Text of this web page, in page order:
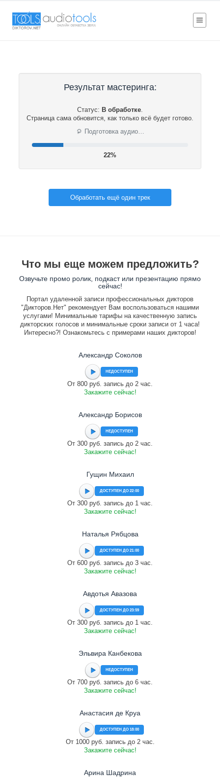
Результат мастеринга:
Статус: В обработке.
Страница сама обновится, как только всё будет готово.
⟳ Подготовка аудио…
23%
Обработать ещё один трек
Что мы еще можем предложить?
Озвучьте промо ролик, подкаст или презентацию прямо
сейчас!
Портал удаленной записи профессиональных дикторов
"Дикторов.Нет" рекомендует Вам воспользоваться нашими
услугами! Минимальные тарифы на качественную запись
дикторских голосов и минимальные сроки записи от 1 часа!
Интересно?! Ознакомьтесь с примерами наших дикторов!
Александр Соколов
НЕДОСТУПЕН
От 800 руб. запись до 2 час.
Закажите сейчас!
Александр Борисов
НЕДОСТУПЕН
От 300 руб. запись до 2 час.
Закажите сейчас!
Гущин Михаил
ДОСТУПЕН ДО 22:00
От 300 руб. запись до 1 час.
Закажите сейчас!
Наталья Рябцова
ДОСТУПЕН ДО 21:00
От 600 руб. запись до 3 час.
Закажите сейчас!
Авдотья Авазова
ДОСТУПЕН ДО 23:59
От 300 руб. запись до 1 час.
Закажите сейчас!
Эльвира Канбекова
НЕДОСТУПЕН
От 700 руб. запись до 6 час.
Закажите сейчас!
Анастасия де Круа
ДОСТУПЕН ДО 18:00
От 1000 руб. запись до 2 час.
Закажите сейчас!
Арина Шадрина